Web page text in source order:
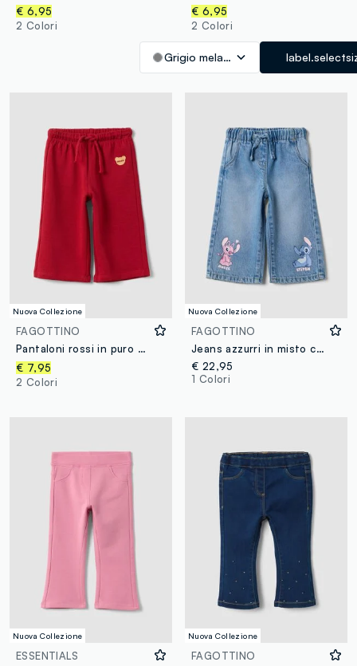
€ 6,95
2 Colori
€ 6,95
2 Colori
Grigio melange
Nuova Collezione
FAGOTTINO
Pantaloni rossi in puro cotone con vita elastica e stampa per bimba
€ 7,95
2 Colori
Nuova Collezione
FAGOTTINO
Jeans azzurri in misto cotone e lyocell con stampa Lilo & Stitch per bimba
€ 22,95
1 Colori
Nuova Collezione
ESSENTIALS
Nuova Collezione
FAGOTTINO